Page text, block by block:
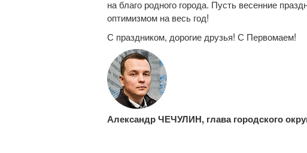
на благо родного города. Пусть весенние
оптимизмом на весь год!
С праздником, дорогие друзья! С Первомаем!
Александр ЧЕЧУЛИН, глава городского